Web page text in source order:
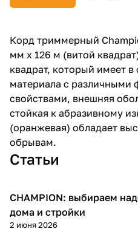
Корд триммерный
мм х 126 м (витой
квадрат, который имеет в
материала с различными
свойствами, внешняя
стойкая к абразивному
(оранжевая) обладает
обрывам.
Статьи
Пилы
CHAMPION: выбираем
дома и стройки
2 июня 2026
недели